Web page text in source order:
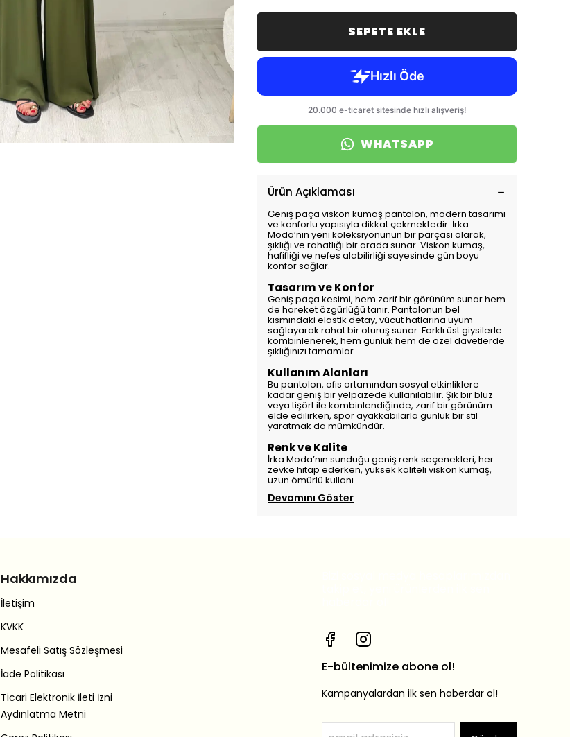
SEPETE EKLE
WHATSAPP
Ürün Açıklaması
Geniş paça viskon kumaş pantolon, modern tasarımı
ve konforlu yapısıyla dikkat çekmektedir. İrka
Moda’nın yeni koleksiyonunun bir parçası olarak,
şıklığı ve rahatlığı bir arada sunar. Viskon kumaş,
hafifliği ve nefes alabilirliği sayesinde gün boyu
konfor sağlar.
Tasarım ve Konfor
Geniş paça kesimi, hem zarif bir görünüm sunar hem
de hareket özgürlüğü tanır. Pantolonun bel
kısmındaki elastik detay, vücut hatlarına uyum
sağlayarak rahat bir oturuş sunar. Farklı üst giysilerle
kombinlenerek, hem günlük hem de özel davetlerde
şıklığınızı tamamlar.
Kullanım Alanları
Bu pantolon, ofis ortamından sosyal etkinliklere
kadar geniş bir yelpazede kullanılabilir. Şık bir bluz
veya tişört ile kombinlendiğinde, zarif bir görünüm
elde edilirken, spor ayakkabılarla günlük bir stil
yaratmak da mümkündür.
Renk ve Kalite
İrka Moda’nın sunduğu geniş renk seçenekleri, her
zevke hitap ederken, yüksek kaliteli viskon kumaş,
uzun ömürlü kullanı
Devamını Göster
Hakkımızda
İletişim
KVKK
Mesafeli Satış Sözleşmesi
İade Politikası
Ticari Elektronik İleti İzni
Aydınlatma Metni
E-bültenimize abone ol!
Kampanyalardan ilk sen haberdar ol!